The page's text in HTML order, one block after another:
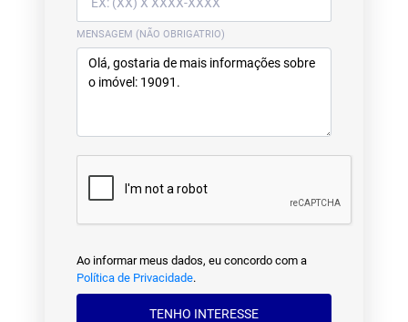
MENSAGEM (NÃO OBRIGATRIO)
Ao informar meus dados, eu concordo com a
Política de Privacidade.
TENHO INTERESSE